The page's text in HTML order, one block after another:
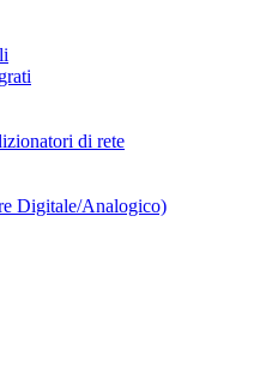
di rete
Digitale/Analogico)